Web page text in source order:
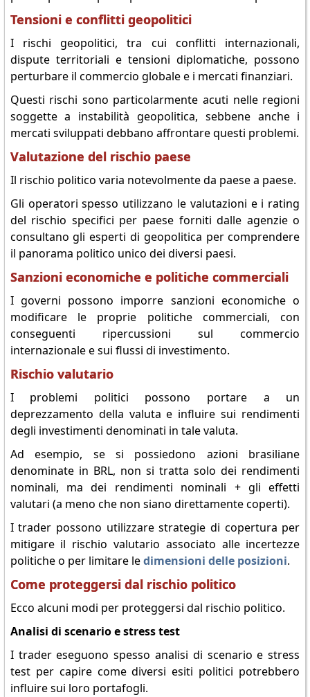
Tensioni e conflitti geopolitici
I rischi geopolitici, tra cui conflitti internazionali,
dispute territoriali e tensioni diplomatiche, possono
perturbare il commercio globale e i mercati finanziari.
Questi rischi sono particolarmente acuti nelle regioni
soggette a instabilità geopolitica, sebbene anche i
mercati sviluppati debbano affrontare questi problemi.
Valutazione del rischio paese
Il rischio politico varia notevolmente da paese a paese.
Gli operatori spesso utilizzano le valutazioni e i rating
del rischio specifici per paese forniti dalle agenzie o
consultano gli esperti di geopolitica per comprendere
il panorama politico unico dei diversi paesi.
Sanzioni economiche e politiche commerciali
I governi possono imporre sanzioni economiche o
modificare le proprie politiche commerciali, con
conseguenti ripercussioni sul commercio
internazionale e sui flussi di investimento.
Rischio valutario
I problemi politici possono portare a un
deprezzamento della valuta e influire sui rendimenti
degli investimenti denominati in tale valuta.
Ad esempio, se si possiedono azioni brasiliane
denominate in BRL, non si tratta solo dei rendimenti
nominali, ma dei rendimenti nominali + gli effetti
valutari (a meno che non siano direttamente coperti).
I trader possono utilizzare strategie di copertura per
mitigare il rischio valutario associato alle incertezze
politiche o per limitare ledimensioni delle posizioni.
Come proteggersi dal rischio politico
Ecco alcuni modi per proteggersi dal rischio politico.
Analisi di scenario e stress test
I trader eseguono spesso analisi di scenario e stress
test per capire come diversi esiti politici potrebbero
influire sui loro portafogli.